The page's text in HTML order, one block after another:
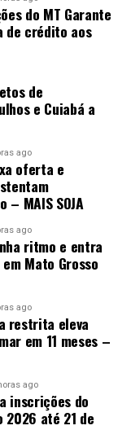
é destinada à
de
beneficiar o maior
do MT Garante
de crédito aos
de
e Cuiabá a
ago
oferta e
– MAIS SOJA
ago
ritmo e entra
Mato Grosso
ago
restrita eleva
em 11 meses –
ago
inscrições do
2026 até 21 de